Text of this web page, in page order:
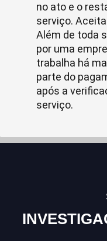
no ato e o
serviço.
Além de toda
por uma
trabalha há
parte do
após a
serviço.